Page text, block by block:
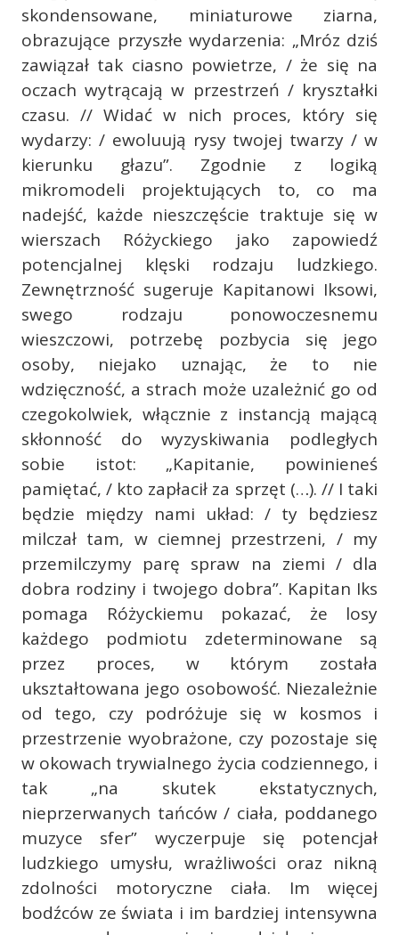
skondensowane, miniaturowe ziarna,
obrazujące przyszłe wydarzenia: „Mróz dziś
zawiązał tak ciasno powietrze, / że się na
oczach wytrącają w przestrzeń / kryształki
czasu. // Widać w nich proces, który się
wydarzy: / ewoluują rysy twojej twarzy / w
kierunku głazu”. Zgodnie z logiką
mikromodeli projektujących to, co ma
nadejść, każde nieszczęście traktuje się w
wierszach Różyckiego jako zapowiedź
potencjalnej klęski rodzaju ludzkiego.
Zewnętrzność sugeruje Kapitanowi Iksowi,
swego rodzaju ponowoczesnemu
wieszczowi, potrzebę pozbycia się jego
osoby, niejako uznając, że to nie
wdzięczność, a strach może uzależnić go od
czegokolwiek, włącznie z instancją mającą
skłonność do wyzyskiwania podległych
sobie istot: „Kapitanie, powinieneś
pamiętać, / kto zapłacił za sprzęt (…). // I taki
będzie między nami układ: / ty będziesz
milczał tam, w ciemnej przestrzeni, / my
przemilczymy parę spraw na ziemi / dla
dobra rodziny i twojego dobra”. Kapitan Iks
pomaga Różyckiemu pokazać, że losy
każdego podmiotu zdeterminowane są
przez proces, w którym została
ukształtowana jego osobowość. Niezależnie
od tego, czy podróżuje się w kosmos i
przestrzenie wyobrażone, czy pozostaje się
w okowach trywialnego życia codziennego, i
tak „na skutek ekstatycznych,
nieprzerwanych tańców / ciała, poddanego
muzyce sfer” wyczerpuje się potencjał
ludzkiego umysłu, wrażliwości oraz nikną
zdolności motoryczne ciała. Im więcej
bodźców ze świata i im bardziej intensywna